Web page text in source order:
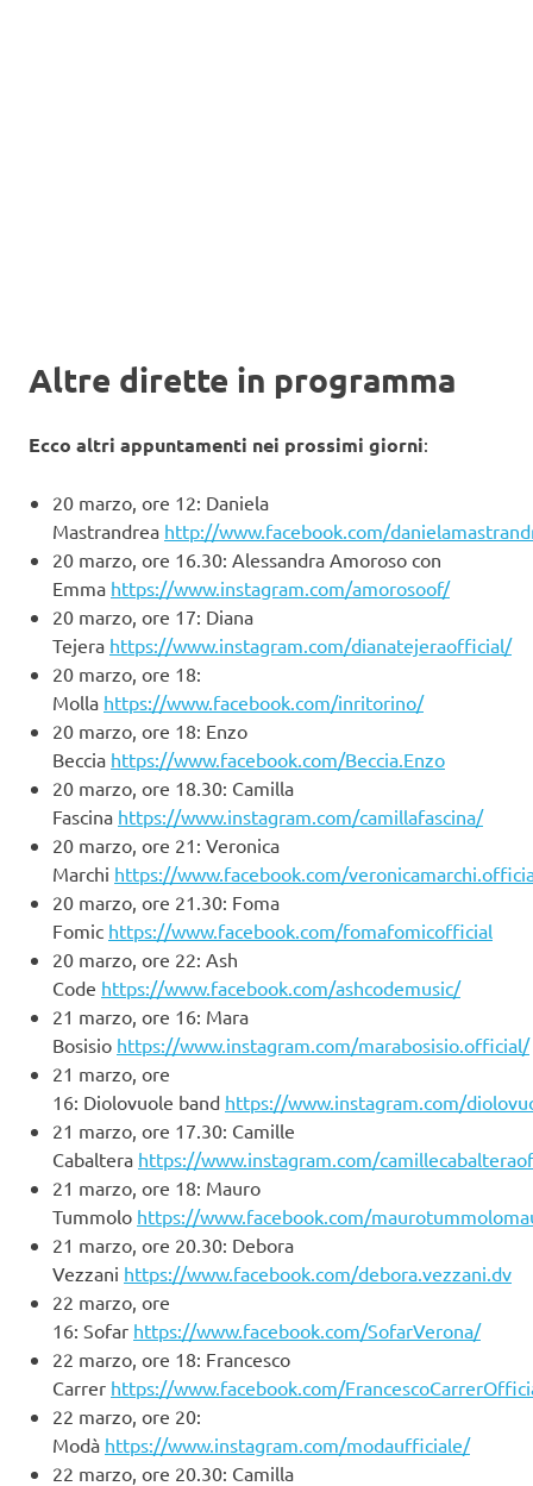
Altre dirette in programma
Ecco altri appuntamenti nei prossimi giorni:
20 marzo, ore 12: Daniela
Mastrandrea http://www.facebook.com/
20 marzo, ore 16.30: Alessandra Amoroso con
Emma https://www.instagram.com/amorosoof/
20 marzo, ore 17: Diana
Tejera https://www.instagram.com/dianatejeraofficial/
20 marzo, ore 18:
Molla https://www.facebook.com/inritorino/
20 marzo, ore 18: Enzo
Beccia https://www.facebook.com/Beccia.Enzo
20 marzo, ore 18.30: Camilla
Fascina https://www.instagram.com/camillafascina/
20 marzo, ore 21: Veronica
Marchi https://www.facebook.com/
20 marzo, ore 21.30: Foma
Fomic https://www.facebook.com/fomafomicofficial
20 marzo, ore 22: Ash
Code https://www.facebook.com/ashcodemusic/
21 marzo, ore 16: Mara
Bosisio https://www.instagram.com/marabosisio.official/
21 marzo, ore
16: Diolovuole band https://www.instagram.com/
21 marzo, ore 17.30: Camille
Cabaltera https://www.instagram.com/
21 marzo, ore 18: Mauro
Tummolo https://www.facebook.com/
21 marzo, ore 20.30: Debora
Vezzani https://www.facebook.com/debora.vezzani.dv
22 marzo, ore
16: Sofar https://www.facebook.com/SofarVerona/
22 marzo, ore 18: Francesco
Carrer https://www.facebook.com/
22 marzo, ore 20:
Modà https://www.instagram.com/modaufficiale/
22 marzo, ore 20.30: Camilla